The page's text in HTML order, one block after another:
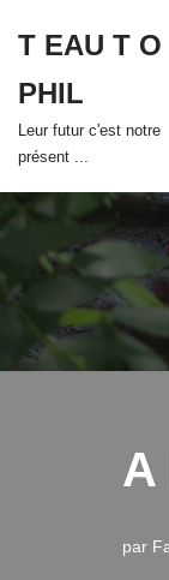
au
contenu
T EAU T O
PHIL
Leur futur c'est notre
présent ...
A
par